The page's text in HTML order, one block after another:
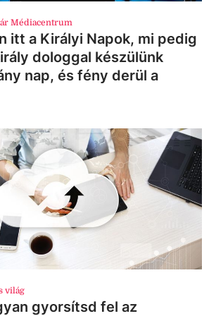
Médiacentrum
itt a Királyi Napok, mi pedig
dologgal készülünk
nap, és fény derül a
világ
gyorsítsd fel az